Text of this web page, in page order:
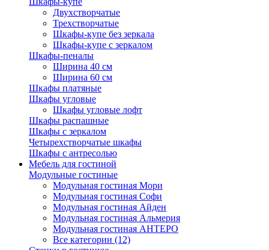
Двухстворчатые
Трехстворчатые
Шкафы-купе без зеркала
Шкафы-купе с зеркалом
Шкафы-пеналы
Ширина 40 см
Ширина 60 см
Шкафы платяные
Шкафы угловые
Шкафы угловые лофт
Шкафы распашные
Шкафы с зеркалом
Четырехстворчатые шкафы
Шкафы с антресолью
Мебель для гостиной
Модульные гостиные
Модульная гостиная Мори
Модульная гостиная Софи
Модульная гостиная Айден
Модульная гостиная Альмерия
Модульная гостиная АНТЕРО
Все категории (12)